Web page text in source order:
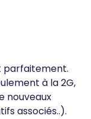
parfaitement.
à la 2G,
nouveaux
associés..).